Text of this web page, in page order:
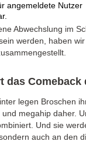
Abwechslung im
werden, haben
das Comeback
legen Broschen
megahip daher.
Und sie
auch an den